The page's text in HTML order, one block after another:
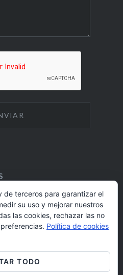
de terceros para garantizar el
su uso y mejorar nuestros
las cookies, rechazar las no
Política de cookies
TODO